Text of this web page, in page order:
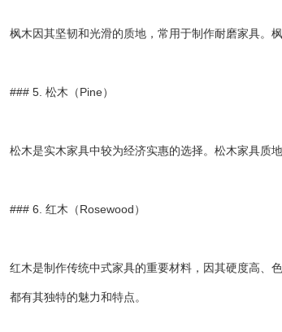
枫木因其坚韧和光滑的质地，常用于制作耐磨家具。
### 5. 松木（Pine）
松木是实木家具中较为经济实惠的选择。松木家具质
### 6. 红木（Rosewood）
红木是制作传统中式家具的重要材料，因其硬度高、
都有其独特的魅力和特点。